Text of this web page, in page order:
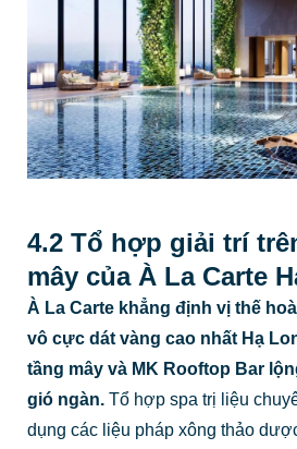
4.2 Tổ hợp giải trí
mây của À La Carte
À La Carte khẳng định vị thế
vô cực dát vàng cao nhất Hạ
tầng mây và MK Rooftop Bar
gió ngàn.Tổ hợp spa trị liệu
dụng các liệu pháp xông thảo